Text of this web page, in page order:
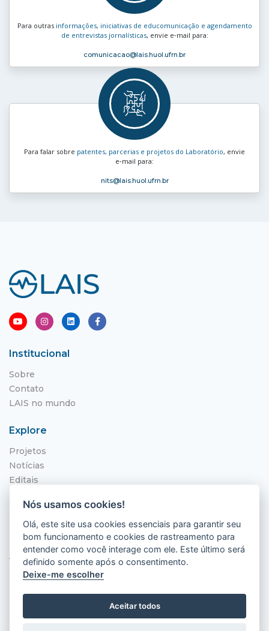
Para outras informações, iniciativas de educomunicação e agendamento
de entrevistas jornalísticas, envie e‑mail para:
comunicacao@lais.huol.ufrn.br
Para falar sobre patentes, parcerias e projetos do Laboratório, envie
e‑mail para:
nits@lais.huol.ufrn.br
Institucional
Sobre
Contato
LAIS no mundo
Explore
Projetos
Notícias
Editais
Localização
Hospital Universitário Onofre Lopes - HUOL
Av. Nilo Peçanha, 620 - Petrópolis
Natal - RN, 59012-300
Nós usamos cookies!
Olá, este site usa cookies essenciais para garantir seu
bom funcionamento e cookies de rastreamento para
entender como você interage com ele. Este último será
definido somente após o consentimento.
Deixe-me escolher
Aceitar todos